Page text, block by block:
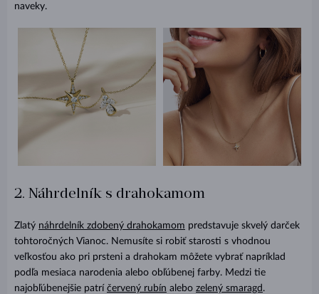
naveky.
2. Náhrdelník s drahokamom
Zlatý náhrdelník zdobený drahokamom predstavuje skvelý darček
tohtoročných Vianoc. Nemusíte si robiť starosti s vhodnou
veľkosťou ako pri prsteni a drahokam môžete vybrať napríklad
podľa mesiaca narodenia alebo obľúbenej farby. Medzi tie
najobľúbenejšie patrí červený rubín alebo zelený smaragd .